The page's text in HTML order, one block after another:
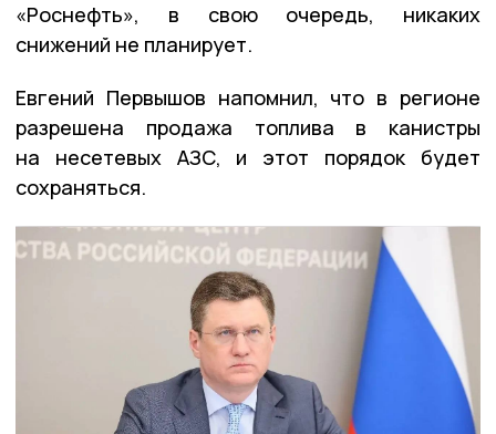
«Роснефть», в свою очередь, никаких
снижений не планирует.
Евгений Первышов напомнил, что в регионе
разрешена продажа топлива в канистры
на несетевых АЗС, и этот порядок будет
сохраняться.